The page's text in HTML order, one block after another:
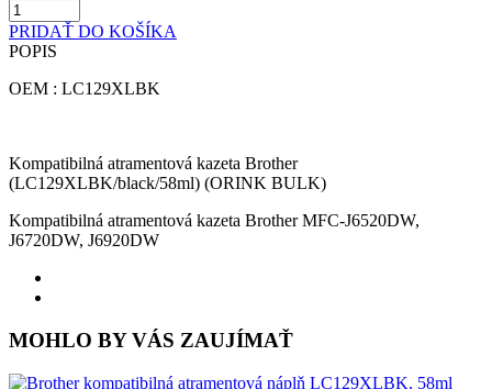
PRIDAŤ DO KOŠÍKA
POPIS
OEM : LC129XLBK
Kompatibilná atramentová kazeta Brother
(LC129XLBK/black/58ml) (ORINK BULK)
Kompatibilná atramentová kazeta Brother MFC-J6520DW,
J6720DW, J6920DW
MOHLO BY VÁS ZAUJÍMAŤ